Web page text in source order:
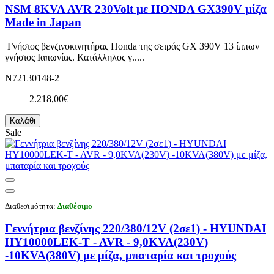
NSM 8KVA AVR 230Volt με HONDA GX390V μίζα
Made in Japan
Γνήσιος βενζινοκινητήρας Honda της σειράς GX 390V 13 ίππων
γνήσιος Ιαπωνίας. Κατάλληλος γ.....
N72130148-2
2.218,00€
Καλάθι
Sale
Διαθεσιμότητα: Διαθέσιμο
Γεννήτρια βενζίνης 220/380/12V (2σε1) - HYUNDAI
HY10000LEK-T - AVR - 9,0KVA(230V)
-10KVA(380V) με μίζα, μπαταρία και τροχούς